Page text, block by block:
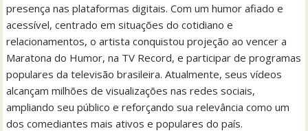
presença nas plataformas digitais. Com um humor afiado e
acessível, centrado em situações do cotidiano e
relacionamentos, o artista conquistou projeção ao vencer a
Maratona do Humor, na TV Record, e participar de programas
populares da televisão brasileira. Atualmente, seus vídeos
alcançam milhões de visualizações nas redes sociais,
ampliando seu público e reforçando sua relevância como um
dos comediantes mais ativos e populares do país.